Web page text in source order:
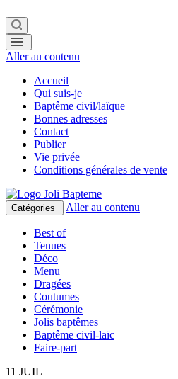
Aller au contenu
Accueil
Qui suis-je
Baptême civil/laïque
Bonnes adresses
Contact
Publier
Vie privée
Conditions générales de vente
Catégories Aller au contenu
Best of
Tenues
Déco
Menu
Dragées
Coutumes
Cérémonie
Jolis baptêmes
Baptême civil-laïc
Faire-part
11 JUIL